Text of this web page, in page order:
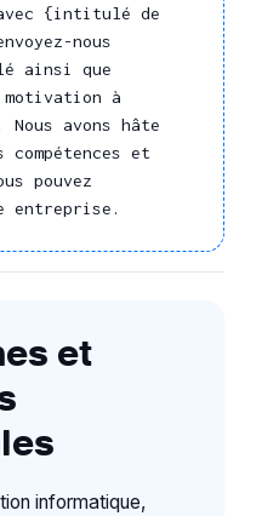
{intitulé de
nous
ainsi que
à
avons hâte
et
pouvez
entreprise.
et
informatique,